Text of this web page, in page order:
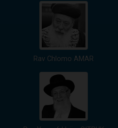
Rav Chlomo AMAR